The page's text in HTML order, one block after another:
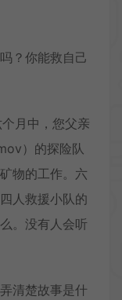
？你能救自己
月中，您父亲
）的探险队
物的工作。六
人救援小队的
。没有人会听
清楚故事是什